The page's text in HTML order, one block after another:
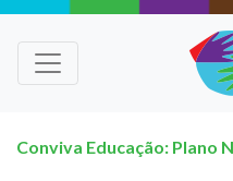
Conviva Educação: Plano